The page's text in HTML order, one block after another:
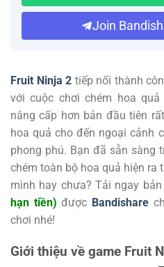
Join
Fruit Ninja 2 tiếp nối thành
với cuộc chơi chém hoa
nâng cấp hơn bản đầu tiên
hoa quả cho đến ngoại cảnh
phong phú. Bạn đã sẵn sàng
chém toàn bộ hoa quả hiện ra
mình hay chưa? Tải ngay bản
hạn tiền) được Bandishare
chơi nhé!
Giới thiệu về game Fruit